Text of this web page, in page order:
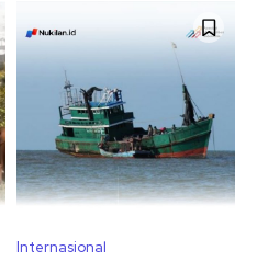
Internasional